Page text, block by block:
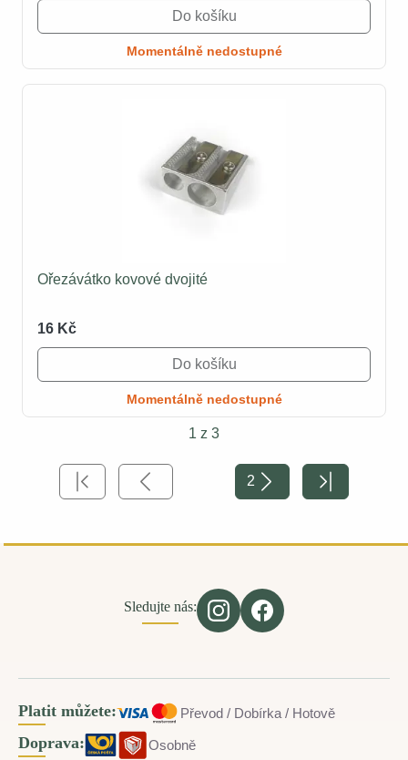
Do košíku
Momentálně nedostupné
Ořezávátko kovové dvojité
16 Kč
Do košíku
Momentálně nedostupné
1 z 3
2
Sledujte nás:
Platit můžete: Převod / Dobírka / Hotově
Doprava: Osobně